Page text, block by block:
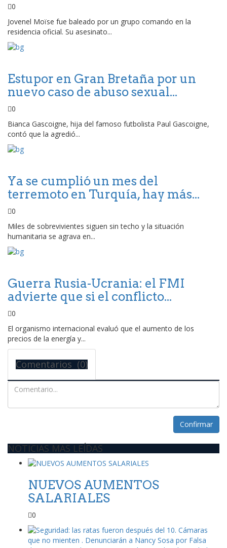
0
Jovenel Moïse fue baleado por un grupo comando en la
residencia oficial. Su asesinato...
Estupor en Gran Bretaña por un
nuevo caso de abuso sexual...
0
Bianca Gascoigne, hija del famoso futbolista Paul Gascoigne,
contó que la agredió...
Ya se cumplió un mes del
terremoto en Turquía, hay más...
0
Miles de sobrevivientes siguen sin techo y la situación
humanitaria se agrava en...
Guerra Rusia-Ucrania: el FMI
advierte que si el conflicto...
0
El organismo internacional evaluó que el aumento de los
precios de la energía y...
Comentarios (0)
Confirmar
NOTICIAS MAS LEÍDAS
NUEVOS AUMENTOS
SALARIALES
0